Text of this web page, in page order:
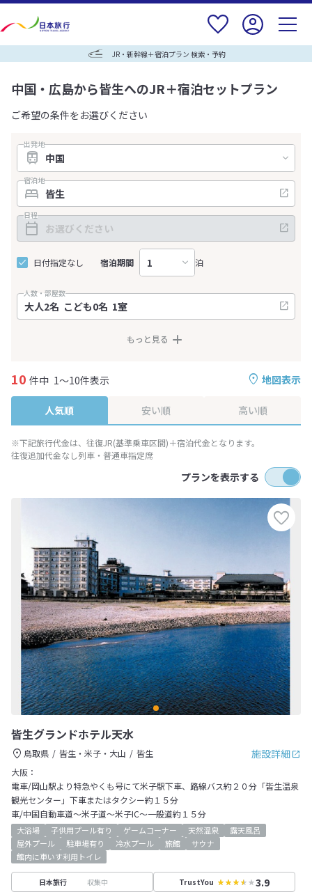
JR・新幹線＋宿泊プラン 検索・予約
中国・広島から皆生へのJR＋宿泊セットプラン
ご希望の条件をお選びください
出発地
宿泊地
日程
日付指定なし 宿泊期間 泊
人数・部屋数
もっと見る
地図表示
10 件中 1～10件表示
人気順 安い順 高い順
※下記旅行代金は、往復JR(基準乗車区間)＋宿泊代金となります。
往復追加代金なし列車・普通車指定席
プランを表示する
皆生グランドホテル天水
施設詳細
鳥取県 皆生・米子・大山
皆生
大阪：
電車/岡山駅より特急やくも号にて米子駅下車、路線バス約２０分「皆生温泉
観光センター」下車またはタクシー約１５分
車/中国自動車道～米子道～米子IC～一般道約１５分
大浴場 子供用プール有り ゲームコーナー 天然温泉
露天風呂
屋外プール
駐車場有り 冷水プール 旅館
サウナ
館内に車いす利用トイレ
日本旅行 収集中 TrustYou 3.9